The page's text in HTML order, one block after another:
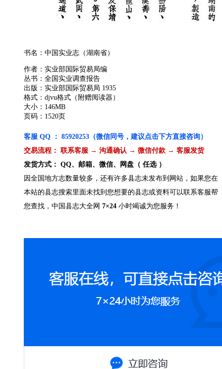
书名：中国实业志（湖南省）
作者：实业部国际贸易局编
丛书：全国实业调查报告
出版：实业部国际贸易局 1935
格式：djvu格式（附赠阅读器）
大小：146MB
页码：1520页
客服 QQ ： 85920253（微信同号，建议点击下方直接咨询）
交易流程： 联系客服 → 沟通确认 → 微信付款 → 客服发货
发货方式： QQ、邮箱、微信、网盘（ 任选 ）
因全国地方志数量较多，还有许多县志未发布到网站，如果您在
本站的县志搜索里面未找到您想要的县志或资料可以联系客服帮
您查找，中国县志大全网 7×24 小时竭诚为您服务！